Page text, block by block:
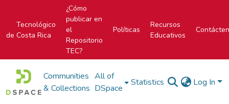
Tecnológico
de Costa Rica
¿Cómo
publicar en
el
Repositorio
TEC?
Políticas
Recursos
Educativos
Communities
& Collections
All of
DSpace
Statistics Log In